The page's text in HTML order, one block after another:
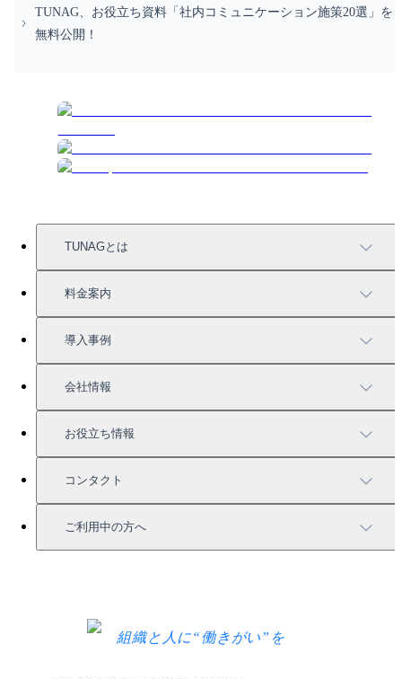
TUNAG、お役立ち資料「社内コミュニケーション施策20選」を
無料公開！
TUNAGとは
TUNAGの特徴
機能一覧
充実したサポート
料金案内
料金案内
導入事例
導入事例
活用方法
会社情報
会社情報
お役立ち情報
お役立ち資料一覧
セミナー情報
コンタクト
サービス資料請求
ご利用中の方へ
組織と人に“働きがい”を